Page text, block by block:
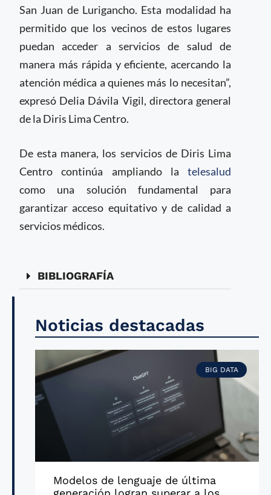
San Juan de Lurigancho. Esta modalidad ha
permitido que los vecinos de estos lugares
puedan acceder a servicios de salud de
manera más rápida y eficiente, acercando la
atención médica a quienes más lo necesitan”,
expresó Delia Dávila Vigil, directora general
de la Diris Lima Centro.
De esta manera, los servicios de Diris Lima
Centro continúa ampliando la telesalud
como una solución fundamental para
garantizar acceso equitativo y de calidad a
servicios médicos.
BIBLIOGRAFÍA
Noticias destacadas
BIG DATA
Modelos de lenguaje de última